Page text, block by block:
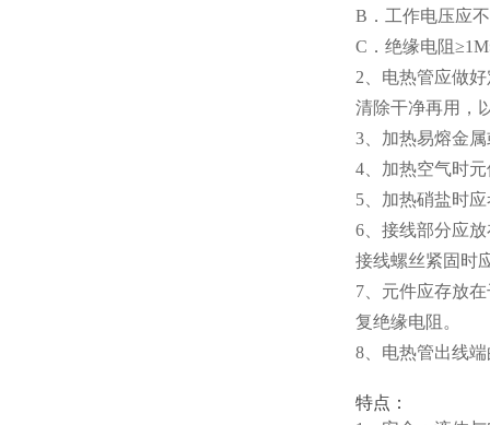
B．工作电压应
C．绝缘电阻
2、电热管应做
清除干净再用，
3、加热易熔金
4、加热空气时
5、加热硝盐时
6、接线部分应
接线螺丝紧固时
7、元件应存放
复绝缘电阻。
8、电热管出线
特点：